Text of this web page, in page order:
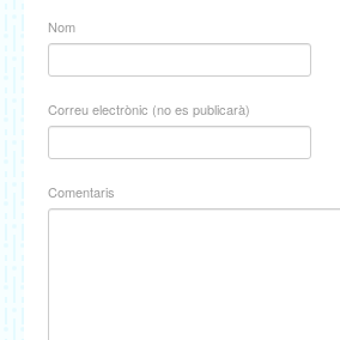
Nom
Correu electrònic (no es publicarà)
Comentaris